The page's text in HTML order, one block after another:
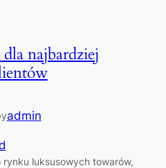
najbardziej
admin
luksusowych towarów,